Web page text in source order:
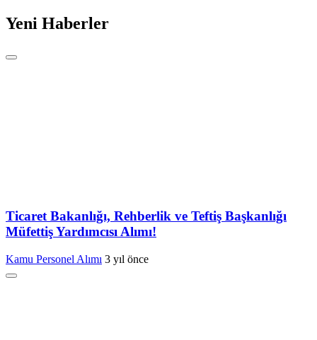
Yeni Haberler
Ticaret Bakanlığı, Rehberlik ve Teftiş Başkanlığı
Müfettiş Yardımcısı Alımı!
Kamu Personel Alımı 3 yıl önce